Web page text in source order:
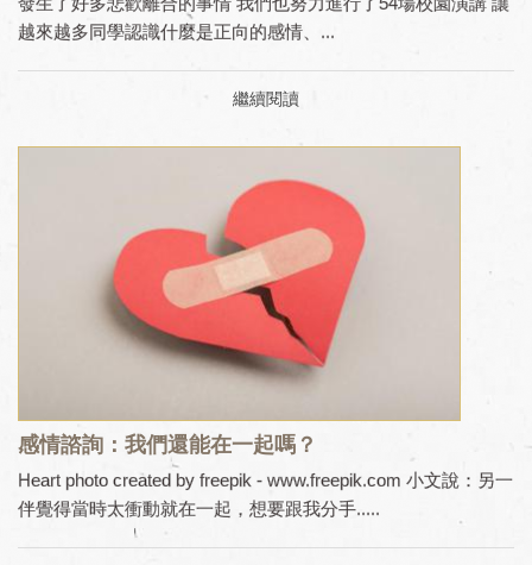
越來越多同學認識什麼是正向的感情、...
繼續閱讀
感情諮詢：我們還能在一起嗎？
Heart photo created by freepik - www.freepik.com 小文說：另一
伴覺得當時太衝動就在一起，想要跟我分手.....